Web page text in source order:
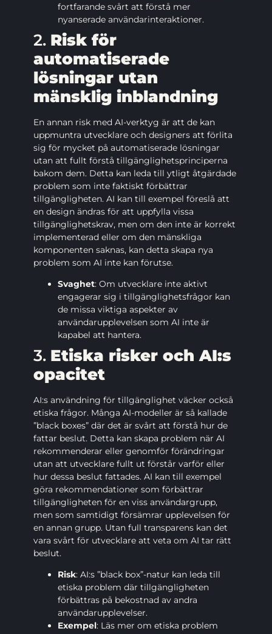
fortfarande svårt att förstå mer
nyanserade användarinteraktioner.
2. Risk för
automatiserade
lösningar utan
mänsklig inblandning
En annan risk med AI-verktyg är att de kan
uppmuntra utvecklare och designers att förlita
sig för mycket på automatiserade lösningar
utan att fullt förstå tillgänglighetsprinciperna
bakom dem. Detta kan leda till ytligt åtgärdade
problem som inte faktiskt förbättrar
tillgängligheten. AI kan till exempel föreslå att
en design ändras för att uppfylla vissa
tillgänglighetskrav, men om den inte är korrekt
implementerad eller om den mänskliga
komponenten saknas, kan detta skapa nya
problem som AI inte kan förutse.
Svaghet: Om utvecklare inte aktivt
engagerar sig i tillgänglighetsfrågor kan
de missa viktiga aspekter av
användarupplevelsen som AI inte är
kapabel att hantera.
3. Etiska risker och AI:s
opacitet
AI:s användning för tillgänglighet väcker också
etiska frågor. Många AI-modeller är så kallade
”black boxes” där det är svårt att förstå hur de
fattar beslut. Detta kan skapa problem när AI
rekommenderar eller genomför förändringar
utan att utvecklare fullt ut förstår varför eller
hur dessa beslut fattades. AI kan till exempel
göra rekommendationer som förbättrar
tillgängligheten för en viss användargrupp,
men som samtidigt försämrar upplevelsen för
en annan grupp. Utan full transparens kan det
vara svårt för utvecklare att veta om AI tar rätt
beslut.
Risk: AI:s ”black box”-natur kan leda till
etiska problem där tillgängligheten
förbättras på bekostnad av andra
användarupplevelser.
Exempel: Läs mer om etiska problem